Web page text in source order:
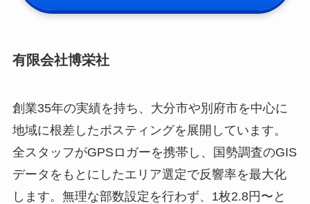
有限会社博栄社
創業35年の実績を持ち、大分市や別府市を中心に
地域に根差したポスティングを展開しています。
全スタッフがGPSロガーを携帯し、国勢調査のGIS
データをもとにしたエリア選定で反響率を最大化
します。無理な部数設定を行わず、1枚2.8円〜と